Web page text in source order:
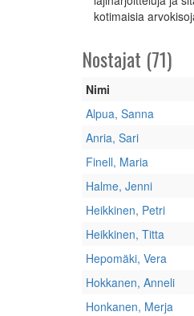
kotimaisia
Nostajat (71)
Nimi
Alpua, Sanna
Anria, Sari
Finell, Maria
Halme, Jenni
Heikkinen, Petri
Heikkinen, Titta
Hepomäki, Vera
Hokkanen, Anneli
Honkanen, Merja